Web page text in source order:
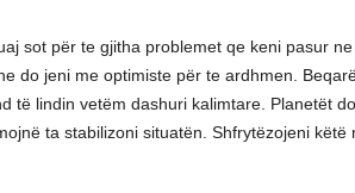
sot për te gjitha problemet qe keni pasur
do jeni me optimiste për te ardhmen.
të lindin vetëm dashuri kalimtare. Planetët
ta stabilizoni situatën. Shfrytëzojeni këtë